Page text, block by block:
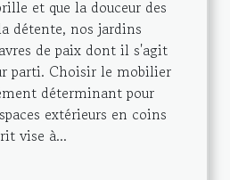
et que la douceur des
détente, nos jardins
de paix dont il s'agit
parti. Choisir le mobilier
déterminant pour
extérieurs en coins
vise à...